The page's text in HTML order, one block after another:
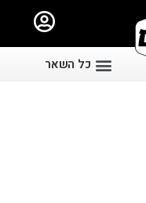
כל השאר